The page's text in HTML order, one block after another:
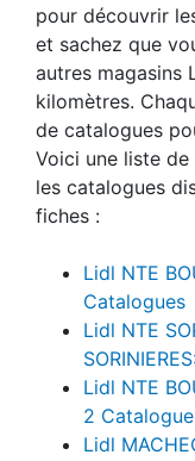
pour découvrir
et sachez que
autres magasins
kilomètres.
de catalogues
Voici une liste
les catalogues
fiches :
Lidl NTE
Catalogues
Lidl NTE
Lidl NTE
2
Lidl